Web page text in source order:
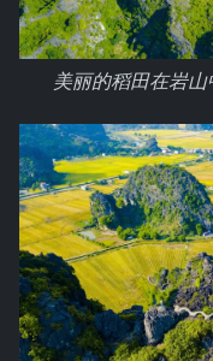
美丽的稻田在岩